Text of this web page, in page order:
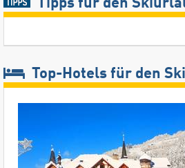
Tipps für den
Top-Hotels für den